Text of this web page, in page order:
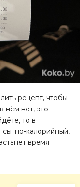
рецепт, чтобы
нём нет, это
то в
сытно-калорийный,
время